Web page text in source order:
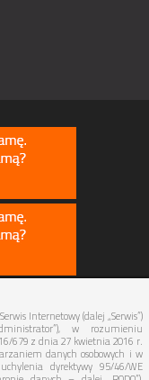
Internetowy (dalej „Serwis”)
w rozumieniu
679 z dnia 27 kwietnia 2016 r.
danych osobowych i w
dyrektywy 95/46/WE